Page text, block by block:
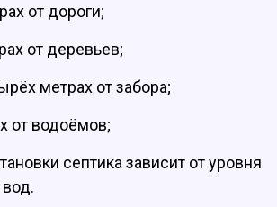
от дороги;
от деревьев;
метрах от забора;
от водоёмов;
септика зависит от уровня